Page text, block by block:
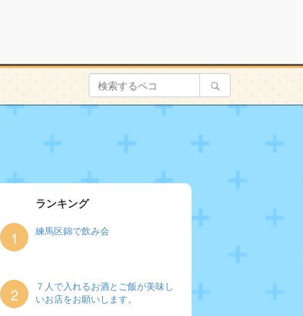
ランキング
1 練馬区錦で飲み会
2
７人で入れるお酒とご飯が美味し
いお店をお願いします。